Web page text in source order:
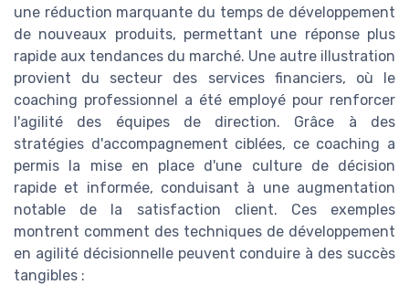
une réduction marquante du temps de développement
de nouveaux produits, permettant une réponse plus
rapide aux tendances du marché. Une autre illustration
provient du secteur des services financiers, où le
coaching professionnel a été employé pour renforcer
l'agilité des équipes de direction. Grâce à des
stratégies d'accompagnement ciblées, ce coaching a
permis la mise en place d'une culture de décision
rapide et informée, conduisant à une augmentation
notable de la satisfaction client. Ces exemples
montrent comment des techniques de développement
en agilité décisionnelle peuvent conduire à des succès
tangibles :